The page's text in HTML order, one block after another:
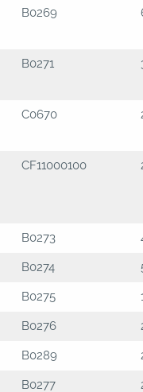
B0269
B0271
C0670
CF11000100
B0273
B0274
B0275
B0276
B0289
B0277